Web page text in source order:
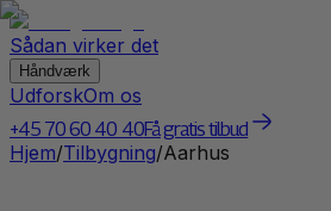
Sådan virker det
Håndværk
UdforskOm os
+45 70 60 40 40Få gratis tilbud
Hjem/Tilbygning/Aarhus